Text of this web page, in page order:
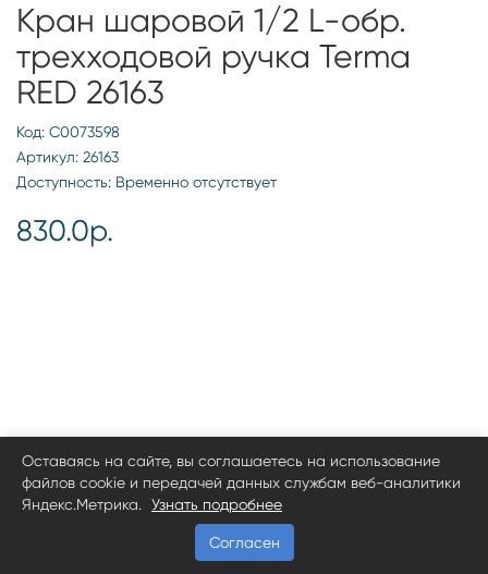
Кран шаровой 1/2 L-обр.
трехходовой ручка Terma
RED 26163
Код: С0073598
Артикул: 26163
Доступность: Временно отсутствует
830.0р.
Оставаясь на сайте, вы соглашаетесь на использование
файлов cookie и передачей данных службам веб-аналитики
Яндекс.Метрика.
Узнать подробнее
Согласен